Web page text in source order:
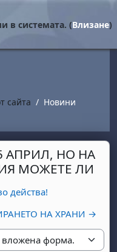
в системата. (Влизане)
сайта Новини
АПРИЛ, НО НА
МОЖЕТЕ ЛИ
действа!
НА ХРАНИ →